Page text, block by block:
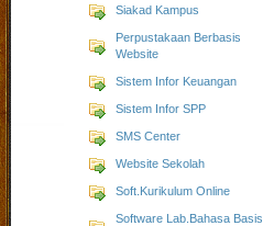
Siakad Kampus
Perpustakaan Berbasis
Website
Sistem Infor Keuangan
Sistem Infor SPP
SMS Center
Website Sekolah
Soft.Kurikulum Online
Software Lab.Bahasa Basis